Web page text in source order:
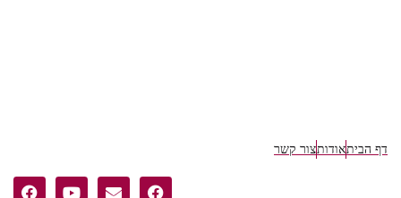
דף הביתאודותצור קשר